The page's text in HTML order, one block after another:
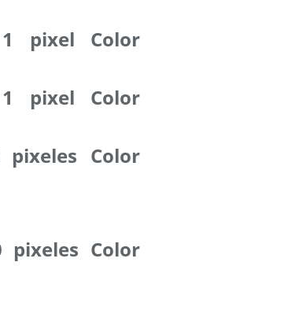
pixel Color
pixel Color
Color
Color